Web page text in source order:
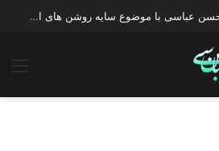
دانلود سخنرانی استاد حسن عباسی با موضوع سایه روشن های انتخاب یک نامزد اصلح